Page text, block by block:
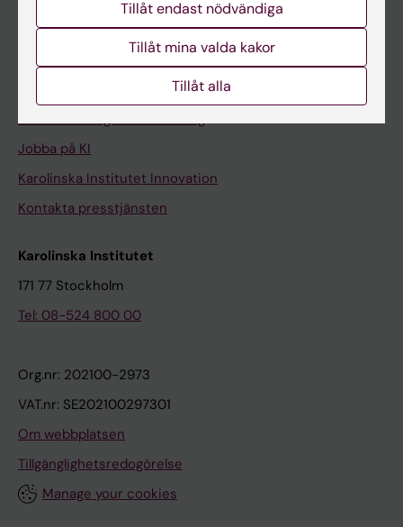
Medarbetarportalen
Kontakta och besök KI
Stöd forskning och utbildning
Jobba på KI
Karolinska Institutet Innovation
Kontakta presstjänsten
Karolinska Institutet
171 77 Stockholm
Tel: 08-524 800 00
Org.nr: 202100-2973
VAT.nr: SE202100297301
Om webbplatsen
Tillgänglighetsredogörelse
Manage your cookies
Tillåt endast nödvändiga
Tillåt mina valda kakor
Tillåt alla